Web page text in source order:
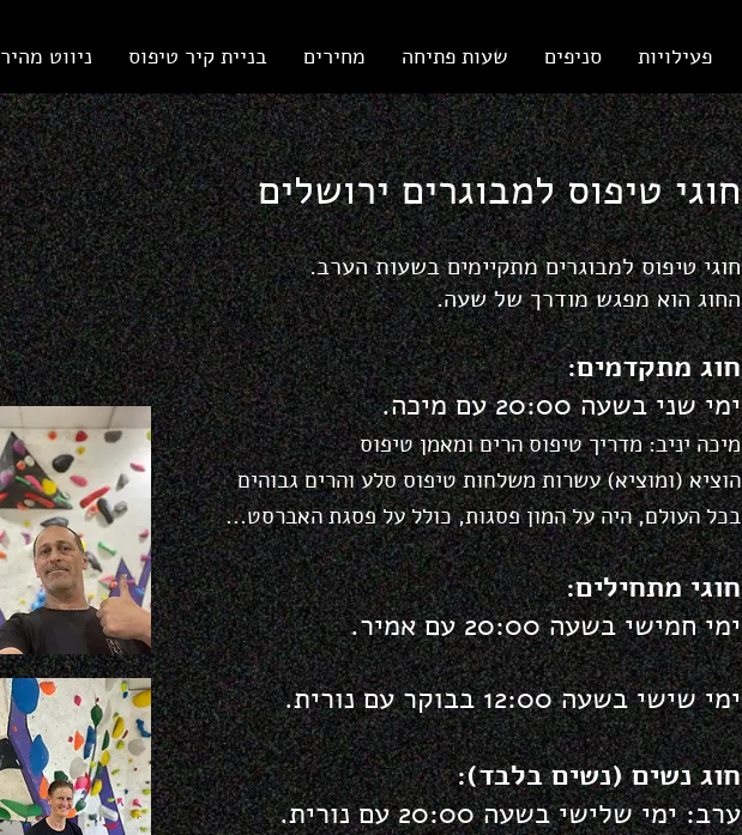
פעילויות סניפים שעות פתיחה מחירים בניית קיר טיפוס ניווט מהיר
חוגי טיפוס למבוגרים ירושלים
חוגי טיפוס למבוגרים מתקיימים בשעות הערב.
החוג הוא מפגש מודרך של שעה.
חוג מתקדמים:
ימי שני בשעה 20:00 עם מיכה.
מיכה יניב: מדריך טיפוס הרים ומאמן טיפוס
הוציא (ומוציא) עשרות משלחות טיפוס סלע והרים גבוהים
בכל העולם, היה על המון פסגות, כולל על פסגת האברסט...
חוגי מתחילים:
ימי חמישי בשעה 20:00 עם אמיר.
ימי שישי בשעה 12:00 בבוקר עם נורית.
חוג נשים (נשים בלבד):
ערב: ימי שלישי בשעה 20:00 עם נורית.